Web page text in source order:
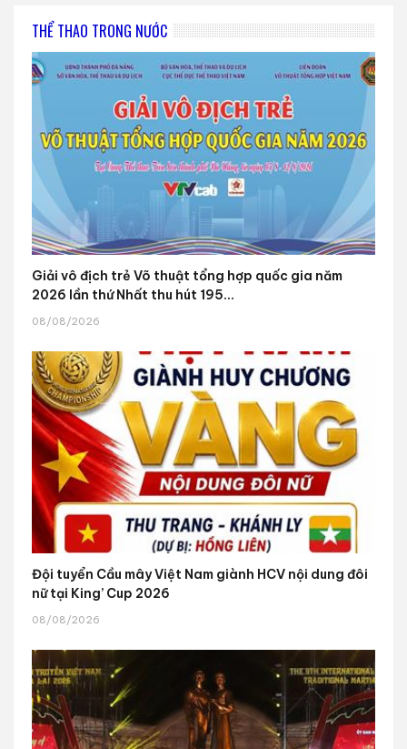
THỂ THAO TRONG NƯỚC
Giải vô địch trẻ Võ thuật tổng hợp quốc gia năm
2026 lần thứ Nhất thu hút 195...
08/08/2026
Đội tuyển Cầu mây Việt Nam giành HCV nội dung đôi
nữ tại King’ Cup 2026
08/08/2026